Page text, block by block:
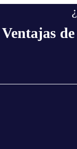
Ventajas